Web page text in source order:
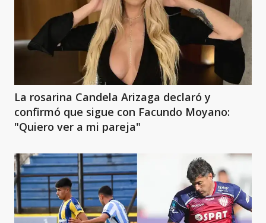
La rosarina Candela Arizaga declaró y
confirmó que sigue con Facundo Moyano:
"Quiero ver a mi pareja"